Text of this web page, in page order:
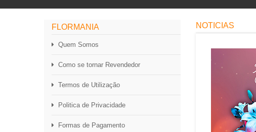
NOTICIAS
FLORMANIA
Quem Somos
Como se tornar Revendedor
Termos de Utilização
Politica de Privacidade
Formas de Pagamento